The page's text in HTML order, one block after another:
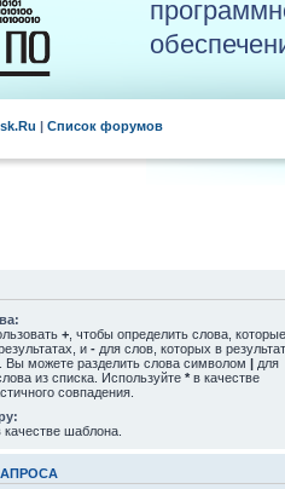
| Список форумов
+ , чтобы определить слова, которые
и - для слов, которых в
Вы можете разделить слова символом | для
из списка. Используйте * в качестве
совпадения.
качестве шаблона.